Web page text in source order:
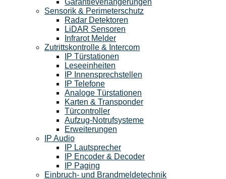
Garantieverlängerungen
Sensorik & Perimeterschutz
Radar Detektoren
LiDAR Sensoren
Infrarot Melder
Zutrittskontrolle & Intercom
IP Türstationen
Leseeinheiten
IP Innensprechstellen
IP Telefone
Analoge Türstationen
Karten & Transponder
Türcontroller
Aufzug-Notrufsysteme
Erweiterungen
IP Audio
IP Lautsprecher
IP Encoder & Decoder
IP Paging
Einbruch- und Brandmeldetechnik